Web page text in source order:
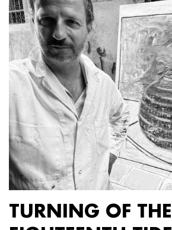
TURNING OF THE